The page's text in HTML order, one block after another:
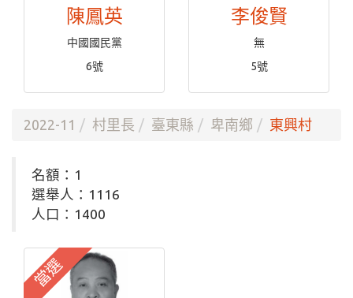
陳鳳英
中國國民黨
6號
李俊賢
無
5號
2022-11 村里長 臺東縣 卑南鄉 東興村
名額：1
選舉人：1116
人口：1400
當選